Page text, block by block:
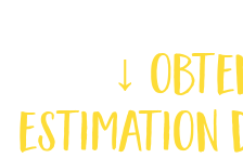
↓
estimation